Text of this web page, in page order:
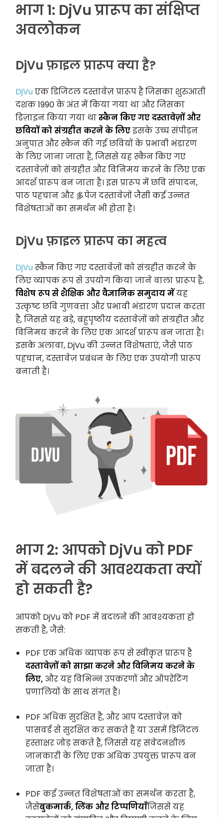
भाग 1: DjVu प्रारूप का संक्षिप्त
अवलोकन
DjVu फ़ाइल प्रारूप क्या है?
DjVuएक डिजिटल दस्तावेज़ प्रारूप है जिसका शुरुआती
दशक 1990 के अंत में किया गया था और जिसका
डिज़ाइन किया गया थास्कैन किए गए दस्तावेज़ों और
छवियों को संग्रहीत करने के लिएइसके उच्च संपीड़न
अनुपात और स्कैन की गई छवियों के प्रभावी भंडारण
के लिए जाना जाता है, जिससे यह स्कैन किए गए
दस्तावेज़ों को संग्रहीत और विनिमय करने के लिए एक
आदर्श प्रारूप बन जाता है। इस प्रारूप में छवि संपादन,
पाठ पहचान और 多पेज दस्तावेज़ों जैसी कई उन्नत
विशेषताओं का समर्थन भी होता है।
DjVu फ़ाइल प्रारूप का महत्व
DjVuस्कैन किए गए दस्तावेज़ों को संग्रहीत करने के
लिए व्यापक रूप से उपयोग किया जाने वाला प्रारूप है,
विशेष रूप से शैक्षिक और वैज्ञानिक समुदाय मेंयह
उत्कृष्ट छवि गुणवत्ता और प्रभावी भंडारण प्रदान करता
है, जिससे यह बड़े, बहुपृष्ठीय दस्तावेज़ों को संग्रहीत और
विनिमय करने के लिए एक आदर्श प्रारूप बन जाता है।
इसके अलावा, DjVu की उन्नत विशेषताएं, जैसे पाठ
पहचान, दस्तावेज़ प्रबंधन के लिए एक उपयोगी प्रारूप
बनाती हैं।
भाग 2: आपको DjVu को PDF
में बदलने की आवश्यकता क्यों
हो सकती है?
आपको DjVu को PDF में बदलने की आवश्यकता हो
सकती है, जैसे:
PDF एक अधिक व्यापक रूप से स्वीकृत प्रारूप है
दस्तावेज़ों को साझा करने और विनिमय करने के
लिए, और यह विभिन्न उपकरणों और ऑपरेटिंग
प्रणालियों के साथ संगत है।
PDF अधिक सुरक्षित है, और आप दस्तावेज़ को
पासवर्ड से सुरक्षित कर सकते हैं या उसमें डिजिटल
हस्ताक्षर जोड़ सकते हैं, जिससे यह संवेदनशील
जानकारी के लिए एक अधिक उपयुक्त प्रारूप बन
जाता है।
PDF कई उन्नत विशेषताओं का समर्थन करता है,
जैसेबुकमार्क, लिंक और टिप्पणियाँजिससे यह